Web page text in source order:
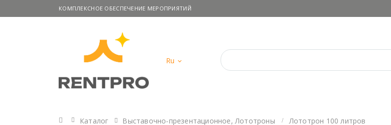
КОМПЛЕКСНОЕ ОБЕСПЕЧЕНИЕ МЕРОПРИЯТИЙ
Ru
Главная
Каталог Выставочно-презентационное,Лототроны
Лототрон 100 литров